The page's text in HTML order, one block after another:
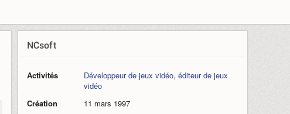
NCsoft
Activités Développeur de jeux vidéo, éditeur de jeux
vidéo
Création
11 mars 1997